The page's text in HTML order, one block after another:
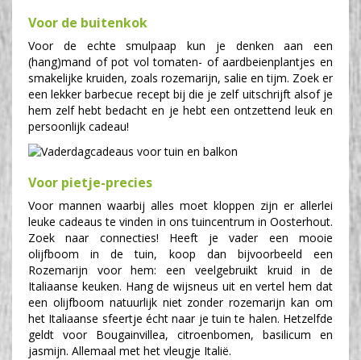
Voor de buitenkok
Voor de echte smulpaap kun je denken aan een
(hang)mand of pot vol tomaten- of aardbeienplantjes en
smakelijke kruiden, zoals rozemarijn, salie en tijm. Zoek er
een lekker barbecue recept bij die je zelf uitschrijft alsof je
hem zelf hebt bedacht en je hebt een ontzettend leuk en
persoonlijk cadeau!
Voor pietje-precies
Voor mannen waarbij alles moet kloppen zijn er allerlei
leuke cadeaus te vinden in ons tuincentrum in Oosterhout.
Zoek naar connecties! Heeft je vader een mooie
olijfboom in de tuin, koop dan bijvoorbeeld een
Rozemarijn voor hem: een veelgebruikt kruid in de
Italiaanse keuken. Hang de wijsneus uit en vertel hem dat
een olijfboom natuurlijk niet zonder rozemarijn kan om
het Italiaanse sfeertje écht naar je tuin te halen. Hetzelfde
geldt voor Bougainvillea, citroenbomen, basilicum en
jasmijn. Allemaal met het vleugje Italië.